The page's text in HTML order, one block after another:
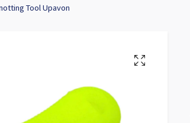
Tool Upavon